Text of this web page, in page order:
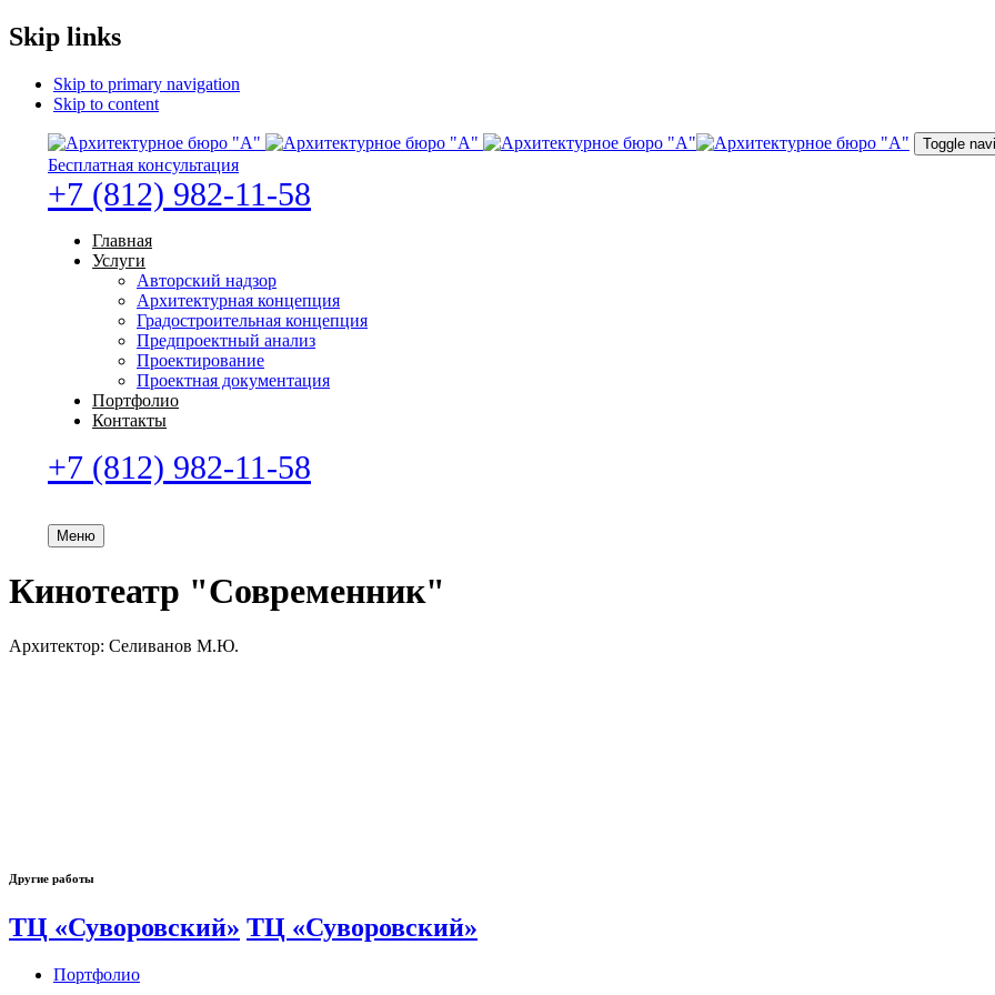
Skip links
Skip to primary navigation
Skip to content
Toggle
Бесплатная консультация
+7 (812) 982-11-58
Главная
Услуги
Авторский надзор
Архитектурная концепция
Градостроительная концепция
Предпроектный анализ
Проектирование
Проектная документация
Портфолио
Контакты
+7 (812) 982-11-58
Меню
Кинотеатр "Современник"
Архитектор: Селиванов М.Ю.
Другие работы
ТЦ «Суворовский» ТЦ «Суворовский»
Портфолио